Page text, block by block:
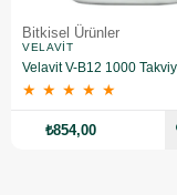
Bitkisel Ürünler
VELAVIT
★ ★ ★ ★ ★
₺854,00